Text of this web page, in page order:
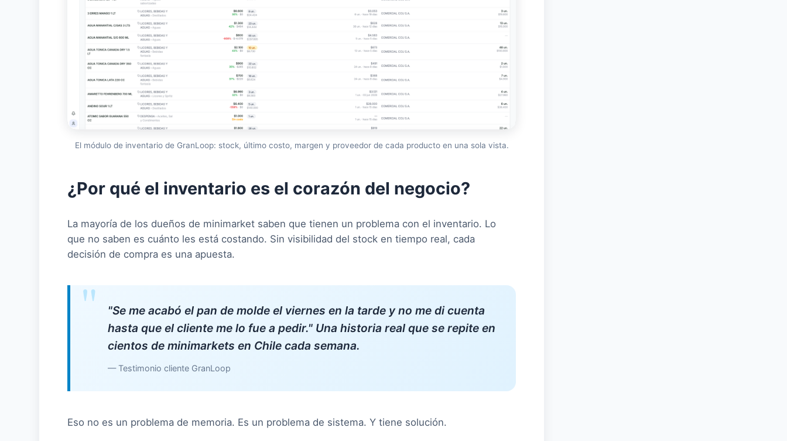
El módulo de inventario de GranLoop: stock, último costo, margen y proveedor de cada producto en una sola vista.
¿Por qué el inventario es el corazón del negocio?
La mayoría de los dueños de minimarket saben que tienen un problema con el inventario. Lo
que no saben es cuánto les está costando. Sin visibilidad del stock en tiempo real, cada
decisión de compra es una apuesta.
"Se me acabó el pan de molde el viernes en la tarde y no me di cuenta
hasta que el cliente me lo fue a pedir." Una historia real que se repite en
cientos de minimarkets en Chile cada semana.
— Testimonio cliente GranLoop
Eso no es un problema de memoria. Es un problema de sistema. Y tiene solución.